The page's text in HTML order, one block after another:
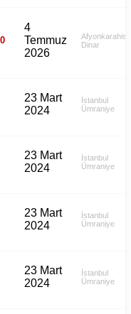
4
Temmuz
2026
Dinar
23 Mart
2024
İstanbul
Ümraniye
23 Mart
2024
İstanbul
Ümraniye
23 Mart
2024
İstanbul
Ümraniye
23 Mart
2024
İstanbul
Ümraniye